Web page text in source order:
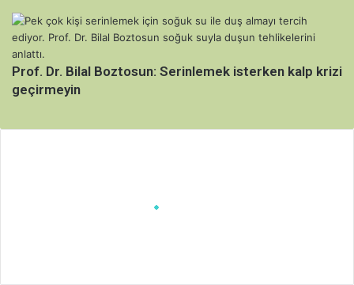
Prof. Dr. Bilal Boztosun: Serinlemek isterken kalp krizi
geçirmeyin